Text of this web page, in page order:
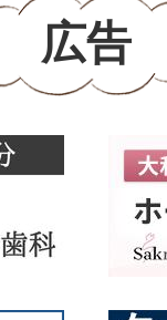
広告